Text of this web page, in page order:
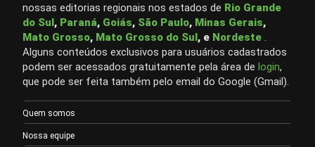
nossas editorias regionais nos estados de Rio Grande
do Sul, Paraná, Goiás, São Paulo, Minas Gerais,
Mato Grosso, Mato Grosso do Sul, e Nordeste
Alguns conteúdos exclusivos para usuários cadastrados
podem ser acessados gratuitamente pela área de login,
que pode ser feita também pelo email do Google (Gmail).
Quem somos
Nossa equipe